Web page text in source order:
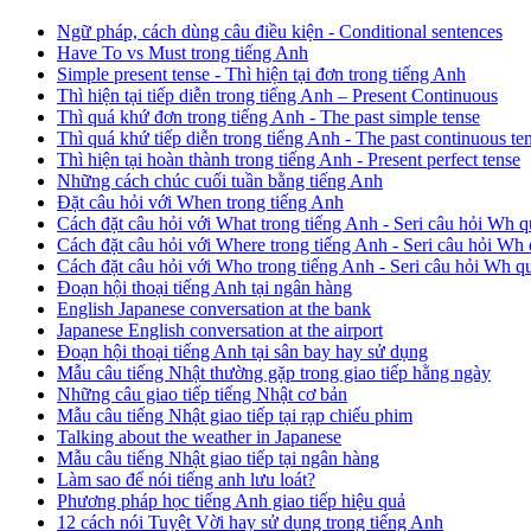
Ngữ pháp, cách dùng câu điều kiện - Conditional sentences
Have To vs Must trong tiếng Anh
Simple present tense - Thì hiện tại đơn trong tiếng Anh
Thì hiện tại tiếp diễn trong tiếng Anh – Present Continuous
Thì quá khứ đơn trong tiếng Anh - The past simple tense
Thì quá khứ tiếp diễn trong tiếng Anh - The past continuous
Thì hiện tại hoàn thành trong tiếng Anh - Present perfect tense
Những cách chúc cuối tuần bằng tiếng Anh
Đặt câu hỏi với When trong tiếng Anh
Cách đặt câu hỏi với What trong tiếng Anh - Seri câu hỏi Wh
Cách đặt câu hỏi với Where trong tiếng Anh - Seri câu hỏi Wh
Cách đặt câu hỏi với Who trong tiếng Anh - Seri câu hỏi Wh
Đoạn hội thoại tiếng Anh tại ngân hàng
English Japanese conversation at the bank
Japanese English conversation at the airport
Đoạn hội thoại tiếng Anh tại sân bay hay sử dụng
Mẫu câu tiếng Nhật thường gặp trong giao tiếp hằng ngày
Những câu giao tiếp tiếng Nhật cơ bản
Mẫu câu tiếng Nhật giao tiếp tại rạp chiếu phim
Talking about the weather in Japanese
Mẫu câu tiếng Nhật giao tiếp tại ngân hàng
Làm sao để nói tiếng anh lưu loát?
Phương pháp học tiếng Anh giao tiếp hiệu quả
12 cách nói Tuyệt Vời hay sử dụng trong tiếng Anh